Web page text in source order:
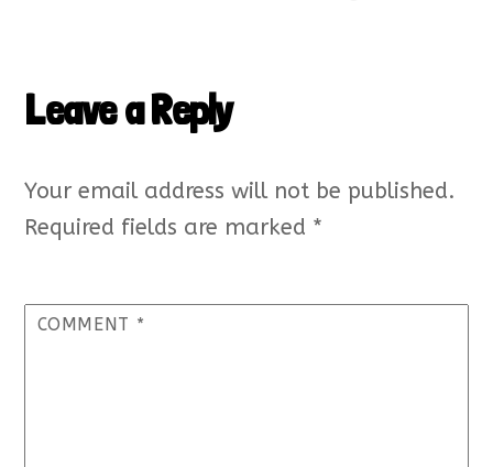
Leave a Reply
Your email address will not be published.
Required fields are marked *
COMMENT *